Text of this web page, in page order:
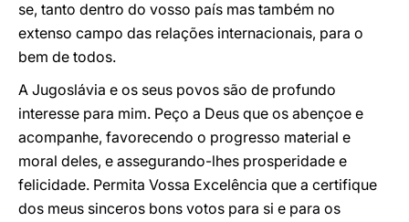
se, tanto dentro do vosso país mas também no
extenso campo das relações internacionais, para o
bem de todos.
A Jugoslávia e os seus povos são de profundo
interesse para mim. Peço a Deus que os abençoe e
acompanhe, favorecendo o progresso material e
moral deles, e assegurando-lhes prosperidade e
felicidade. Permita Vossa Excelência que a certifique
dos meus sinceros bons votos para si e para os